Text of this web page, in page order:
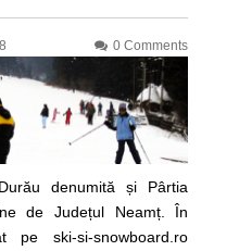
0 Comments
denumită și Pârtia
de Județul Neamț. În
pe ski-si-snowboard.ro